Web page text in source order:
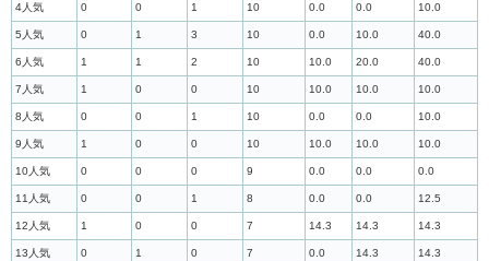
4人気 0 0 1 10 0.0 0.0 10.0
5人気 0 1 3 10 0.0 10.0 40.0
6人気 1 1 2 10 10.0 20.0 40.0
7人気 1 0 0 10 10.0 10.0 10.0
8人気 0 0 1 10 0.0 0.0 10.0
9人気 1 0 0 10 10.0 10.0 10.0
10人気 0 0 0 9 0.0 0.0 0.0
11人気 0 0 1 8 0.0 0.0 12.5
12人気 1 0 0 7 14.3 14.3 14.3
13人気 0 1 0 7 0.0 14.3 14.3